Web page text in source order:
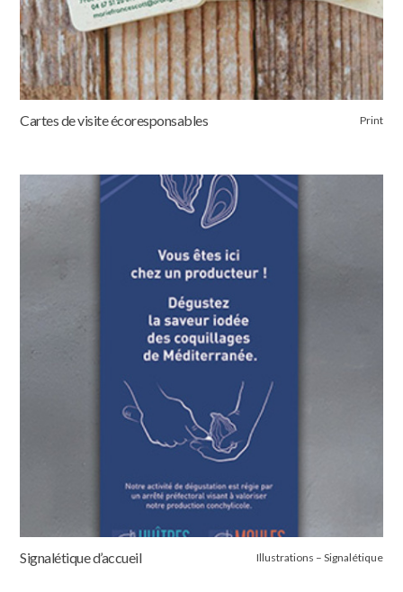
Cartes de visite écoresponsables Print
Signalétique d’accueil Illustrations – Signalétique